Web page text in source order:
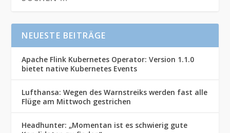
NEUESTE BEITRÄGE
Apache Flink Kubernetes Operator: Version 1.1.0
bietet native Kubernetes Events
Lufthansa: Wegen des Warnstreiks werden fast alle
Flüge am Mittwoch gestrichen
Headhunter: „Momentan ist es schwierig gute